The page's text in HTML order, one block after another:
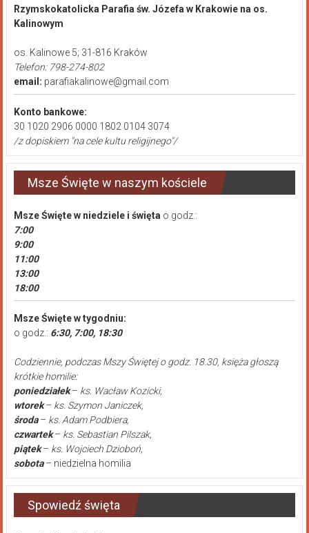
Rzymskokatolicka Parafia św. Józefa w Krakowie na os.
Kalinowym
os. Kalinowe 5; 31-816 Kraków
Telefon: 798-274-802
email: parafiakalinowe@gmail.com
Konto bankowe:
30 1020 2906 0000 1802 0104 3074
/z dopiskiem "na cele kultu religijnego"/
Msze Święte w naszym kościele
Msze Świętew niedziele i święta o godz.:
7:00
9:00
11:00
13:00
18:00
Msze Święte w tygodniu:
o godz.: 6:30, 7:00, 18:30
Codziennie, podczas Mszy Świętej o godz. 18.30, księża głoszą
krótkie homilie:
poniedziałek– ks. Wacław Kozicki,
wtorek– ks. Szymon Janiczek,
środa– ks. Adam Podbiera,
czwartek– ks. Sebastian Pilszak,
piątek– ks. Wojciech Dzioboń,
sobota– niedzielna homilia
Spowiedź święta